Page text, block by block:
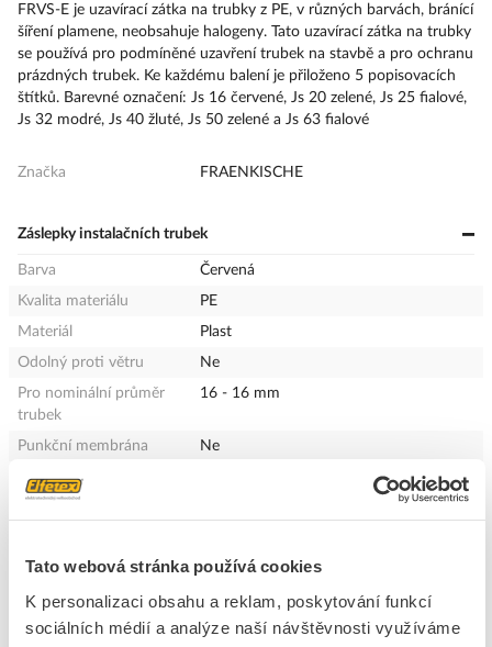
Tato webová stránka používá cookies
K personalizaci obsahu a reklam, poskytování funkcí
sociálních médií a analýze naší návštěvnosti využíváme
FRVS-E je uzavírací zátka na trubky z PE, v různých barvách, bránící
šíření plamene, neobsahuje halogeny. Tato uzavírací zátka na trubky
se používá pro podmíněné uzavření trubek na stavbě a pro ochranu
prázdných trubek. Ke každému balení je přiloženo 5 popisovacích
štítků. Barevné označení: Js 16 červené, Js 20 zelené, Js 25 fialové,
Js 32 modré, Js 40 žluté, Js 50 zelené a Js 63 fialové
Značka FRAENKISCHE
Záslepky instalačních trubek
Barva
Červená
Kvalita materiálu
PE
Materiál
Plast
Odolný proti větru
Ne
Pro nominální průměr
trubek
16 - 16 mm
Punkční membrána
Ne
Vhodné pro tuhé trubky
Vhodné pro ohebné
Ano